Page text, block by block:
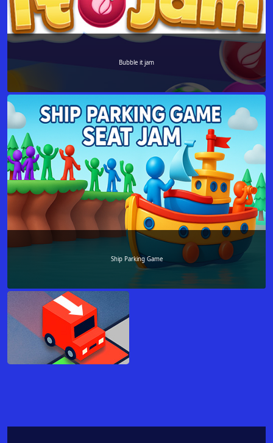
Bubble it jam
Ship Parking Game